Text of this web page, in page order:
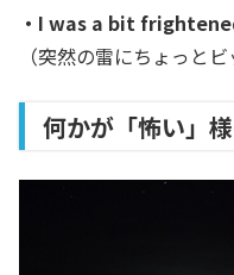
・I was a bit
（突然の雷にちょっと
何かが「怖い」